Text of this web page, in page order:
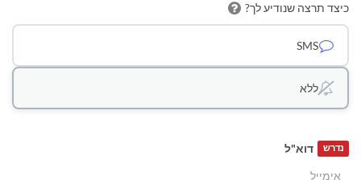
כיצד תרצה שנודיע לך?
SMS
ללא
דוא"ל נדרש